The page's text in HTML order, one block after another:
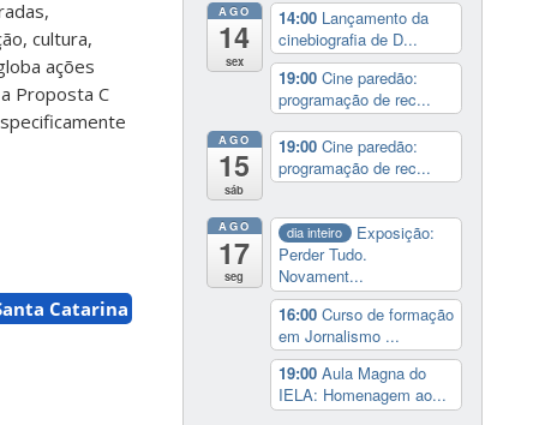
cultura,
ações
Proposta C
Catarina
AGO
14
sex
14:00 Lançamento da
cinebiografia de D...
19:00 Cine paredão:
programação de rec...
AGO
15
sáb
19:00 Cine paredão:
programação de rec...
AGO
17
seg
dia inteiro
Exposição:
Perder Tudo.
Novament...
16:00 Curso de formação
em Jornalismo ...
19:00 Aula Magna do
IELA: Homenagem ao...